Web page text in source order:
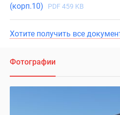
(корп.10)
PDF 459 KB
Хотите получить все
Фотографии